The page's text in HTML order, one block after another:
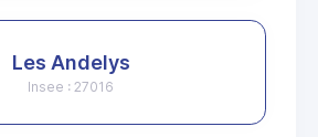
Les Andelys
Insee : 27016